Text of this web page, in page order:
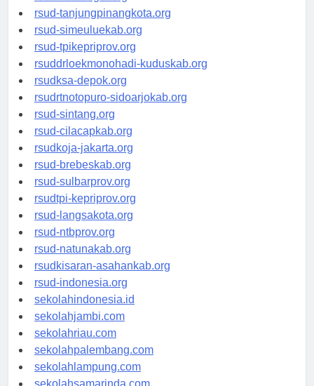
rsud-kotabogor.org
rsud-tanjungpinangkota.org
rsud-simeuluekab.org
rsud-tpikepriprov.org
rsuddrloekmonohadi-kuduskab.org
rsudksa-depok.org
rsudrtnotopuro-sidoarjokab.org
rsud-sintang.org
rsud-cilacapkab.org
rsudkoja-jakarta.org
rsud-brebeskab.org
rsud-sulbarprov.org
rsudtpi-kepriprov.org
rsud-langsakota.org
rsud-ntbprov.org
rsud-natunakab.org
rsudkisaran-asahankab.org
rsud-indonesia.org
sekolahindonesia.id
sekolahjambi.com
sekolahriau.com
sekolahpalembang.com
sekolahlampung.com